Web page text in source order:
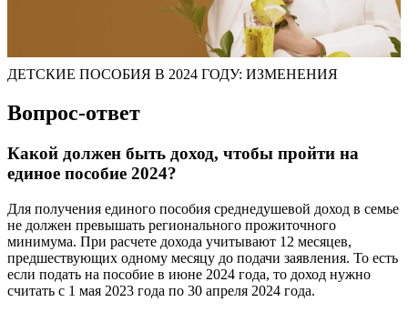
ДЕТСКИЕ ПОСОБИЯ В 2024 ГОДУ: ИЗМЕНЕНИЯ
Вопрос-ответ
Какой должен быть доход, чтобы пройти на
единое пособие 2024?
Для получения единого пособия среднедушевой доход в семье
не должен превышать регионального прожиточного
минимума. При расчете дохода учитывают 12 месяцев,
предшествующих одному месяцу до подачи заявления. То есть
если подать на пособие в июне 2024 года, то доход нужно
считать с 1 мая 2023 года по 30 апреля 2024 года.